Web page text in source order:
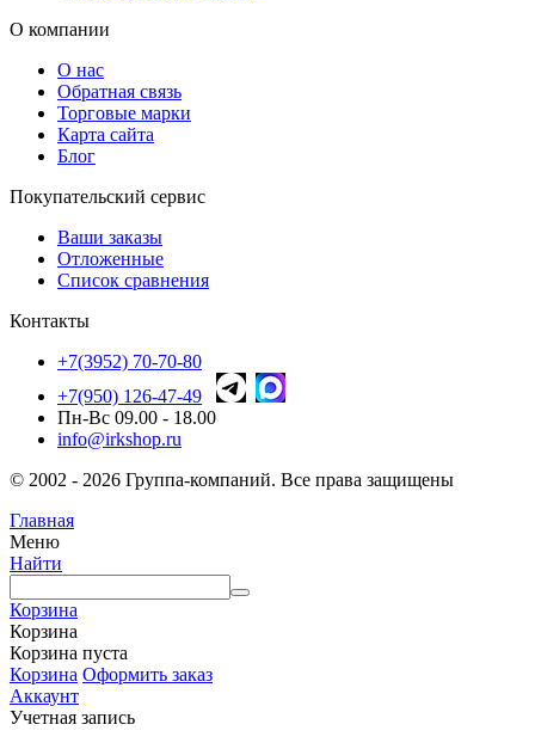
О компании
О нас
Обратная связь
Торговые марки
Карта сайта
Блог
Покупательский сервис
Ваши заказы
Отложенные
Список сравнения
Контакты
+7(3952) 70-70-80
+7(950) 126-47-49
Пн-Вс 09.00 - 18.00
info@irkshop.ru
© 2002 - 2026 Группа-компаний. Все права защищены
Главная
Меню
Найти
Корзина
Корзина
Корзина пуста
Корзина Оформить заказ
Аккаунт
Учетная запись